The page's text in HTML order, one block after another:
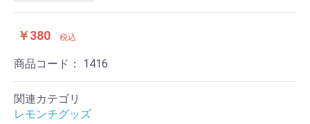
￥380 税込
商品コード： 1416
関連カテゴリ
レモンチグッズ